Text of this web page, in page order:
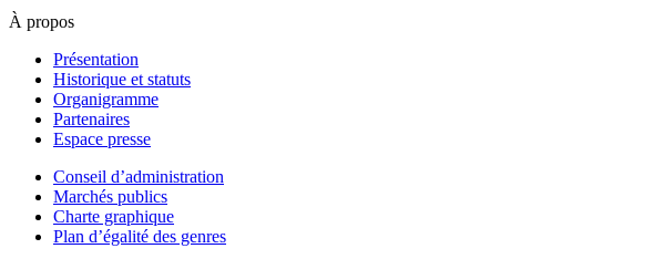
À propos
Présentation
Historique et statuts
Organigramme
Partenaires
Espace presse
Conseil d’administration
Marchés publics
Charte graphique
Plan d’égalité des genres